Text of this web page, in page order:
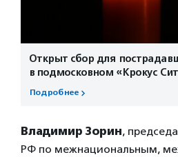
Открыт сбор для
в подмосковном «Крокус
Подробнее
Владимир Зорин,
РФ по межнациональным,